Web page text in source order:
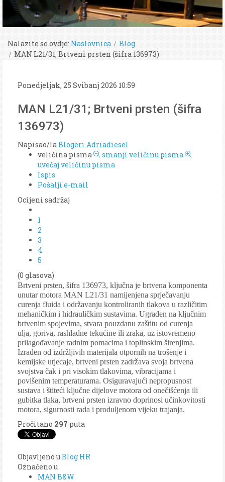
Nalazite se ovdje: Naslovnica
Blog
MAN L21/31; Brtveni prsten (šifra 136973)
Ponedjeljak, 25 Svibanj 2026 10:59
MAN L21/31; Brtveni prsten (šifra
136973)
Napisao/la Blogeri Adriadiesel
veličina pisma
smanji veličinu pisma
uvečaj veličinu pisma
Ispis
Pošalji e-mail
Ocijeni sadržaj
1
2
3
4
5
(0 glasova)
Brtveni prsten, šifra 136973, ključna je brtvena komponenta
unutar motora MAN L21/31 namijenjena sprječavanju
curenja fluida i održavanju kontroliranih tlakova u različitim
mehaničkim i hidrauličkim sustavima. Ugrađen na ključnim
brtvenim spojevima, stvara pouzdanu zaštitu od curenja
ulja, goriva, rashladne tekućine ili zraka, uz istovremeno
prilagođavanje radnim pomacima i toplinskim širenjima.
Izrađen od izdržljivih materijala otpornih na trošenje i
kemijske utjecaje, brtveni prsten zadržava svoja brtvena
svojstva čak i pri visokim tlakovima, vibracijama i
povišenim temperaturama. Osiguravajući nepropusnost
sustava i štiteći ključne dijelove motora od onečišćenja ili
gubitka tlaka, brtveni prsten izravno doprinosi učinkovitosti
motora, sigurnosti rada i produljenom vijeku trajanja.
Pročitano 297 puta
Objavljeno uBlog HR
Označeno u
MAN B&W